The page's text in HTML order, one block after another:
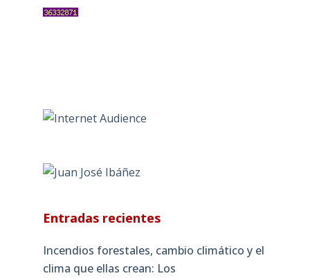
Entradas recientes
Incendios forestales, cambio climático y el
clima que ellas crean: Los